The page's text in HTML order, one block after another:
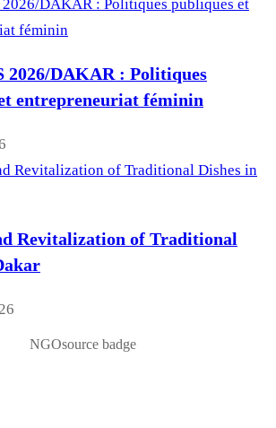
2026/DAKAR : Politiques
entrepreneuriat féminin
Revitalization of Traditional